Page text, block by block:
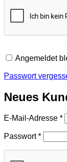
Es
Zurück zum
Angemeldet
Passwort
Neues
E-Mail-Adresse *
Passwort*